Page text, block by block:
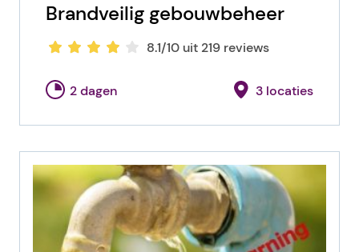
Brandveilig gebouwbeheer
8.1/10 uit 219 reviews
2 dagen 3 locaties